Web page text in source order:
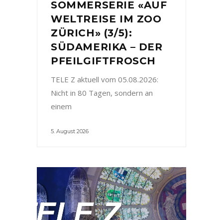
SOMMERSERIE «AUF
WELTREISE IM ZOO
ZÜRICH» (3/5):
SÜDAMERIKA – DER
PFEILGIFTFROSCH
TELE Z aktuell vom 05.08.2026:
Nicht in 80 Tagen, sondern an
einem
5. August 2026